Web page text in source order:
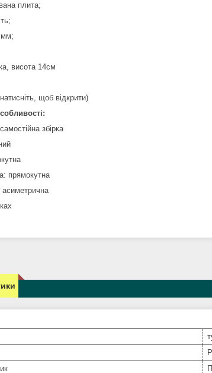
плита;
мм;
висота 14см
щоб відкрити)
збірка
прямокутна